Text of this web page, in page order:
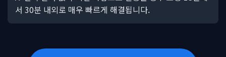
서 30분 내외로 매우 빠르게 해결됩니다.